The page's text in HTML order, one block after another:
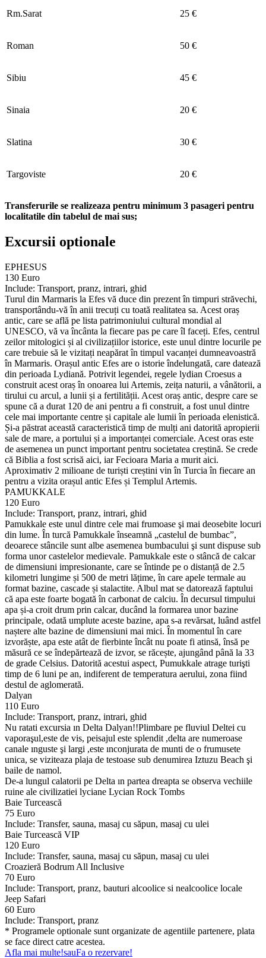
Rm.Sarat 25 €
Roman 50 €
Sibiu 45 €
Sinaia 20 €
Slatina 30 €
Targoviste 20 €
Transferurile se realizeaza pentru minimum 3 pasageri pentru
localitatile din tabelul de mai sus;
Excursii optionale
EPHESUS
130 Euro
Include: Transport, pranz, intrari, ghid
Turul din Marmaris la Efes vă duce din prezent în timpuri străvechi,
transportându-vă în anii trecuți cu toată realitatea sa. Acest oraș
antic, care se află pe lista patrimoniului cultural mondial al
UNESCO, vă va încânta la fiecare pas pe care îl faceți. Efes, centrul
zeilor mitologici și al civilizațiilor istorice, este unul dintre locurile pe
care trebuie să le vizitați neapărat în timpul vacanței dumneavoastră
în Marmaris. Orașul antic Efes are o istorie îndelungată, care datează
din perioada Lydiană. Potrivit legendei, regele lydian Croesus a
construit acest oraș în onoarea lui Artemis, zeița naturii, a vânătorii, a
tirului cu arcul, a lunii și a fertilității. Acest oraș antic, despre care se
spune că a durat 120 de ani pentru a fi construit, a fost unul dintre
cele mai importante centre și capitale ale lumii în perioada elenistică.
Și-a păstrat această caracteristică timp de mulți ani datorită apropierii
sale de mare, a portului și a importanței comerciale. Acest oras este
de asemenea un punct important pentru societatea creștină. Se crede
că Biblia a fost scrisă aici, iar Fecioara Maria a murit aici.
Aproximativ 2 milioane de turiști creștini vin în Turcia în fiecare an
pentru a vizita orașul antic Efes și Templul Artemis.
PAMUKKALE
120 Euro
Include: Transport, pranz, intrari, ghid
Pamukkale este unul dintre cele mai frumoase şi mai deosebite locuri
din lume. În turcă Pamukkale înseamnă „castelul de bumbac”,
deoarece stâncile sunt albe asemenea bumbacului şi sunt dispuse sub
forma unor castelelor medievale. Pamukkale este o stâncă de calcar
de dimensiuni impresionante, care se întinde pe o distanță de 2.5
kilometri lungime și 500 de metri lățime, în care apele termale au
format bazine, cascade și stalactite. Albul mat se datorează faptului
că apa este foarte bogată în carbonat de calciu. În decursul timpului
apa și-a croit drum prin calcar, ducând la formarea unor bazine
principale, odată umplute aceste bazine, apa s-a revărsat, luând astfel
naștere alte bazine de dimensiuni mai mici. În momentul în care
izvorăște, apa este atât de fierbinte încât nu poate fi atinsă, însă pe
măsură ce se îndepărtează de izvor, se răcește, ajungând până la 33
de grade Celsius. Datorită acestui aspect, Pumukkale atrage turişti
timp de 6 luni pe an, indiferent de temperatura aerului, zona fiind
destul de aglomerată.
Dalyan
110 Euro
Include: Transport, pranz, intrari, ghid
Nu ratati excursia ın Delta Dalyan!!Plimbare pe fluviul Deltei cu
vaporaşul,este de vis, peisajul este splendit ,delta are numeroase
canale ınguste şi largi ,este ınconjurata de munti de o frumusete
unica, se viziteaza plaja de testoase sub denumirea Iztuzu Beach şi
baile de namol.
De-a lungul calatorii pe Delta ın partea dreapta se observa vechiile
ruine ale civilizatiei lyciane Lycian Rock Tombs
Baie Turcească
75 Euro
Include: Transfer, sauna, masaj cu săpun, masaj cu ulei
Baie Turcească VIP
120 Euro
Include: Transfer, sauna, masaj cu săpun, masaj cu ulei
Croazieră Bodrum All Inclusive
70 Euro
Include: Transport, pranz, bauturi alcoolice si nealcoolice locale
Jeep Safari
60 Euro
Include: Transport, pranz
* Programele optionale sunt organizate de agentiile partenere, plata
se face direct catre acestea.
Afla mai multe!sauFa o rezervare!